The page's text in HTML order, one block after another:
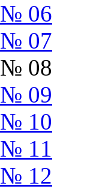
№ 06
№ 07
№ 08
№ 09
№ 10
№ 11
№ 12